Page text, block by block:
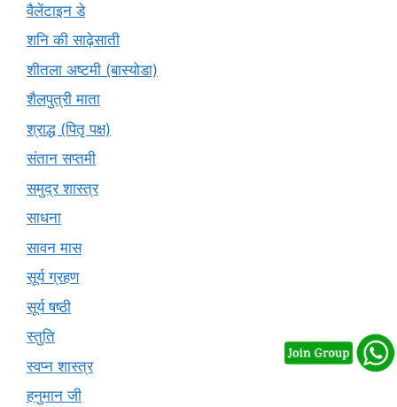
वैलेंटाइन डे
शनि की साढ़ेसाती
शीतला अष्टमी (बास्योडा)
शैलपुत्री माता
श्राद्ध (पितृ पक्ष)
संतान सप्तमी
समुद्र शास्त्र
साधना
सावन मास
सूर्य ग्रहण
सूर्य षष्ठी
स्तुति
स्वप्न शास्त्र
हनुमान जी